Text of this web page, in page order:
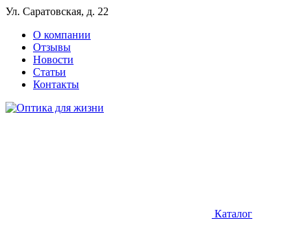
Ул. Саратовская, д. 22
О компании
Отзывы
Новости
Статьи
Контакты
Каталог